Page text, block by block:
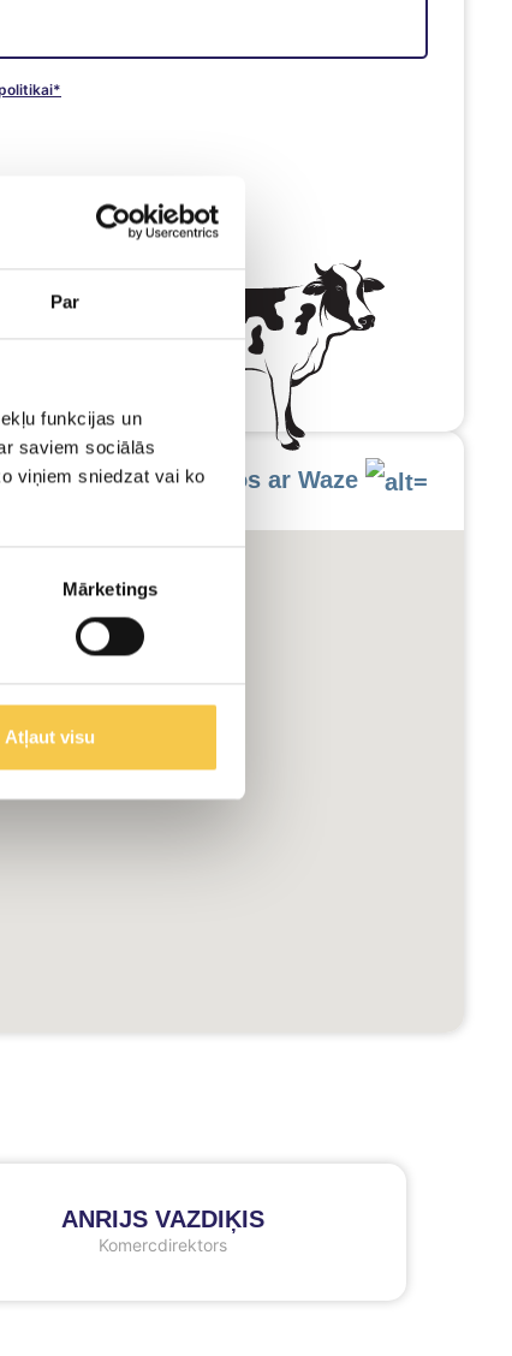
Par
funkcijas un
saviem sociālās
viņiem sniedzat vai ko
Mārketings
Atļaut visu
Brauc ciemos ar Waze
ANRIJS VAZDIĶIS
Komercdirektors